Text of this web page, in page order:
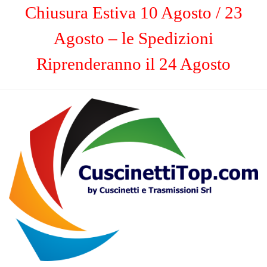
Chiusura Estiva 10 Agosto / 23
Agosto – le Spedizioni
Riprenderanno il 24 Agosto